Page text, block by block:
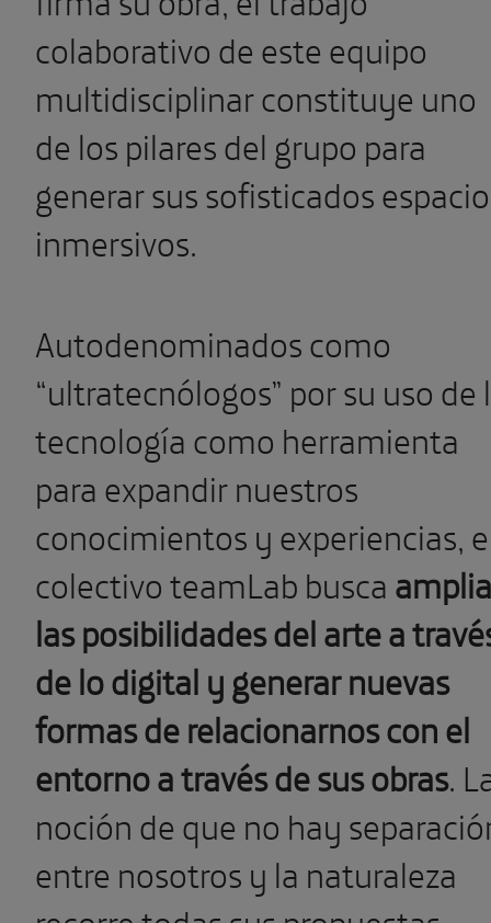
colaborativo de este equipo
multidisciplinar constituye uno
de los pilares del grupo para
generar sus sofisticados
inmersivos.
Autodenominados como
“ultratecnólogos” por su uso de
tecnología como herramienta
para expandir nuestros
conocimientos y experiencias,
colectivo teamLab busca
las posibilidades del arte a
de lo digital y generar nuevas
formas de relacionarnos con el
entorno a través de sus obras.
noción de que no hay
entre nosotros y la naturaleza